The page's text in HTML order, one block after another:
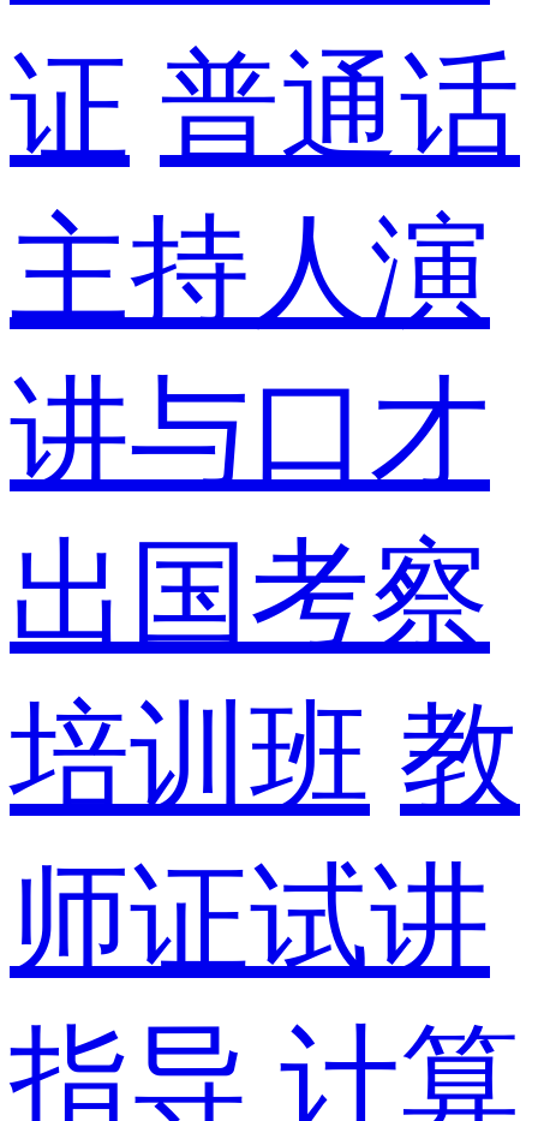
证 普通话
主持人演
讲与口才
出国考察
培训班 教
师证试讲
指导 计算